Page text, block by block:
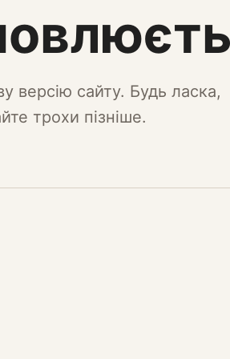
версію сайту. Будь ласка,
трохи пізніше.